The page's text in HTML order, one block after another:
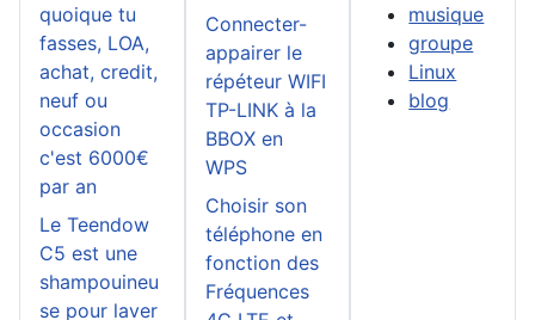
quoique tu
fasses, LOA,
achat, credit,
neuf ou
occasion
c'est 6000€
par an
Le Teendow
C5 est une
shampouineu
se pour laver
Connecter-
appairer le
répéteur WIFI
TP-LINK à la
BBOX en
WPS
Choisir son
téléphone en
fonction des
Fréquences
musique
groupe
Linux
blog